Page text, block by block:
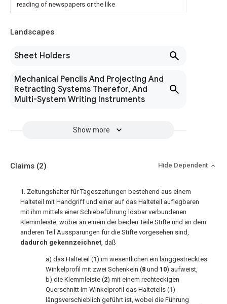
reading of newspapers or the like
Landscapes
Sheet Holders
Mechanical Pencils And Projecting And
Retracting Systems Therefor, And
Multi-System Writing Instruments
Show more
Claims (2) Hide Dependent
1. Zeitungshalter für Tageszeitungen bestehend aus einem
Halteteil mit Handgriff und einer auf das Halteteil auflegbaren
mit ihm mittels einer Schiebeführung lösbar verbundenen
Klemmleiste, wobei an einem der beiden Teile Stifte und an dem
anderen Teil Aussparungen für die Stifte vorgesehen sind,
dadurch gekennzeichnet, daß
a) das Halteteil (1) im wesentlichen ein langgestrecktes
Winkelprofil mit zwei Schenkeln (8 und 10) aufweist,
b) die Klemmleiste (2) mit einem rechteckigen
Querschnitt im Winkelprofil das Halteteils (1)
längsverschieblich geführt ist, wobei die Führung